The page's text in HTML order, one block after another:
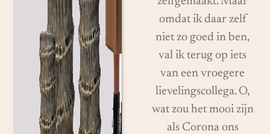
omdat ik daar zelf
niet zo goed in ben,
val ik terug op iets
van een vroegere
lievelingscollega. O,
wat zou het mooi zijn
als Corona ons